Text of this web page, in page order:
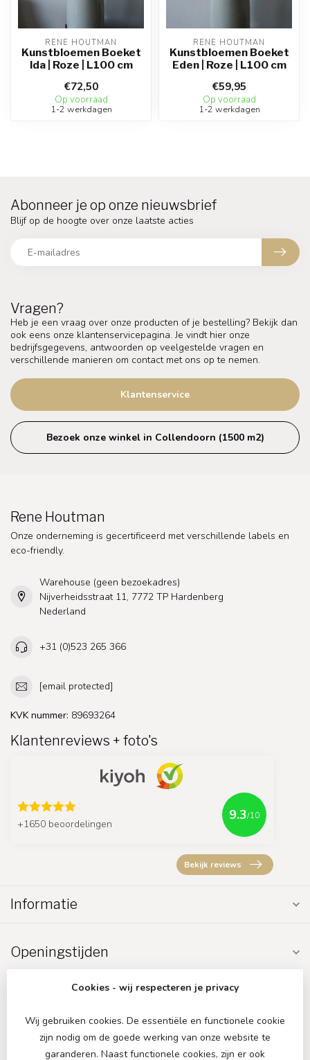
RENE HOUTMAN
Kunstbloemen Boeket
Ida | Roze | L100 cm
€72,50
Op voorraad
1-2 werkdagen
RENE HOUTMAN
Kunstbloemen Boeket
Eden | Roze | L100 cm
€59,95
Op voorraad
1-2 werkdagen
Vragen?
Heb je een vraag over onze producten of je bestelling? Bekijk dan
ook eens onze klantenservicepagina. Je vindt hier onze
bedrijfsgegevens, antwoorden op veelgestelde vragen en
verschillende manieren om contact met ons op te nemen.
Klantenservice
Bezoek onze winkel in Collendoorn (1500 m2)
Abonneer je op onze nieuwsbrief
Blijf op de hoogte over onze laatste acties
Rene Houtman
Onze onderneming is gecertificeerd met verschillende labels en
eco-friendly.
Warehouse (geen bezoekadres)
Nijverheidsstraat 11, 7772 TP Hardenberg
Nederland
+31 (0)523 265 366
[email protected]
KVK nummer: 89693264
Klantenreviews + foto's
+1650 beoordelingen
9.3/10
Bekijk reviews
Informatie
Openingstijden
Cookies - wij respecteren je privacy
Wij gebruiken cookies. De essentiële en functionele cookie
zijn nodig om de goede werking van onze website te
garanderen. Naast functionele cookies, zijn er ook